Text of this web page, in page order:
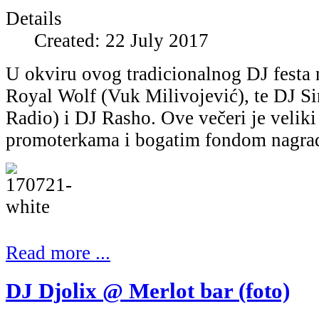
Details
Created: 22 July 2017
U okviru ovog tradicionalnog DJ festa
Royal Wolf (Vuk Milivojević), te DJ
Radio) i DJ Rasho. Ove večeri je
promoterkama i bogatim fondom
Read more ...
DJ Djolix @ Merlot bar (foto)